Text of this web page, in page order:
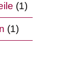
(1)
(1)